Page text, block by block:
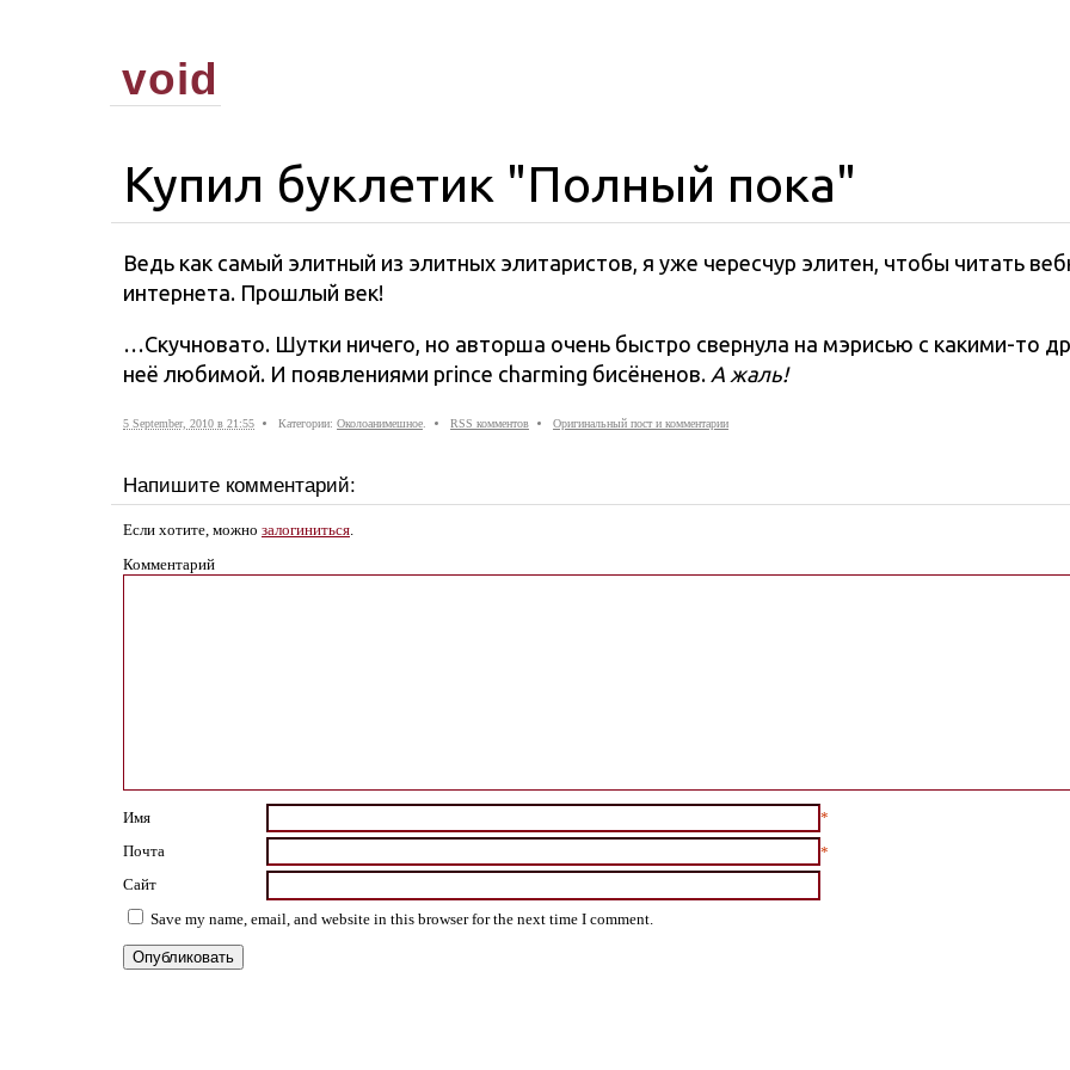
void
Купил буклетик "Полный пока"
Ведь как самый элитный из элитных элитаристов, я уже чересчур элитен, чтобы читать
интернета. Прошлый век!
…Скучновато. Шутки ничего, но авторша очень быстро свернула на мэрисью с какими-то
неё любимой. И появлениями prince charming бисёненов. А жаль!
5 September, 2010 в 21:55 Категории: Околоанимешное. RSS комментов Оригинальный пост и комментарии
Напишите комментарий:
Если хотите, можно залогиниться.
Комментарий
Имя
*
Почта
*
Сайт
Save my name, email, and website in this browser for the next time I comment.